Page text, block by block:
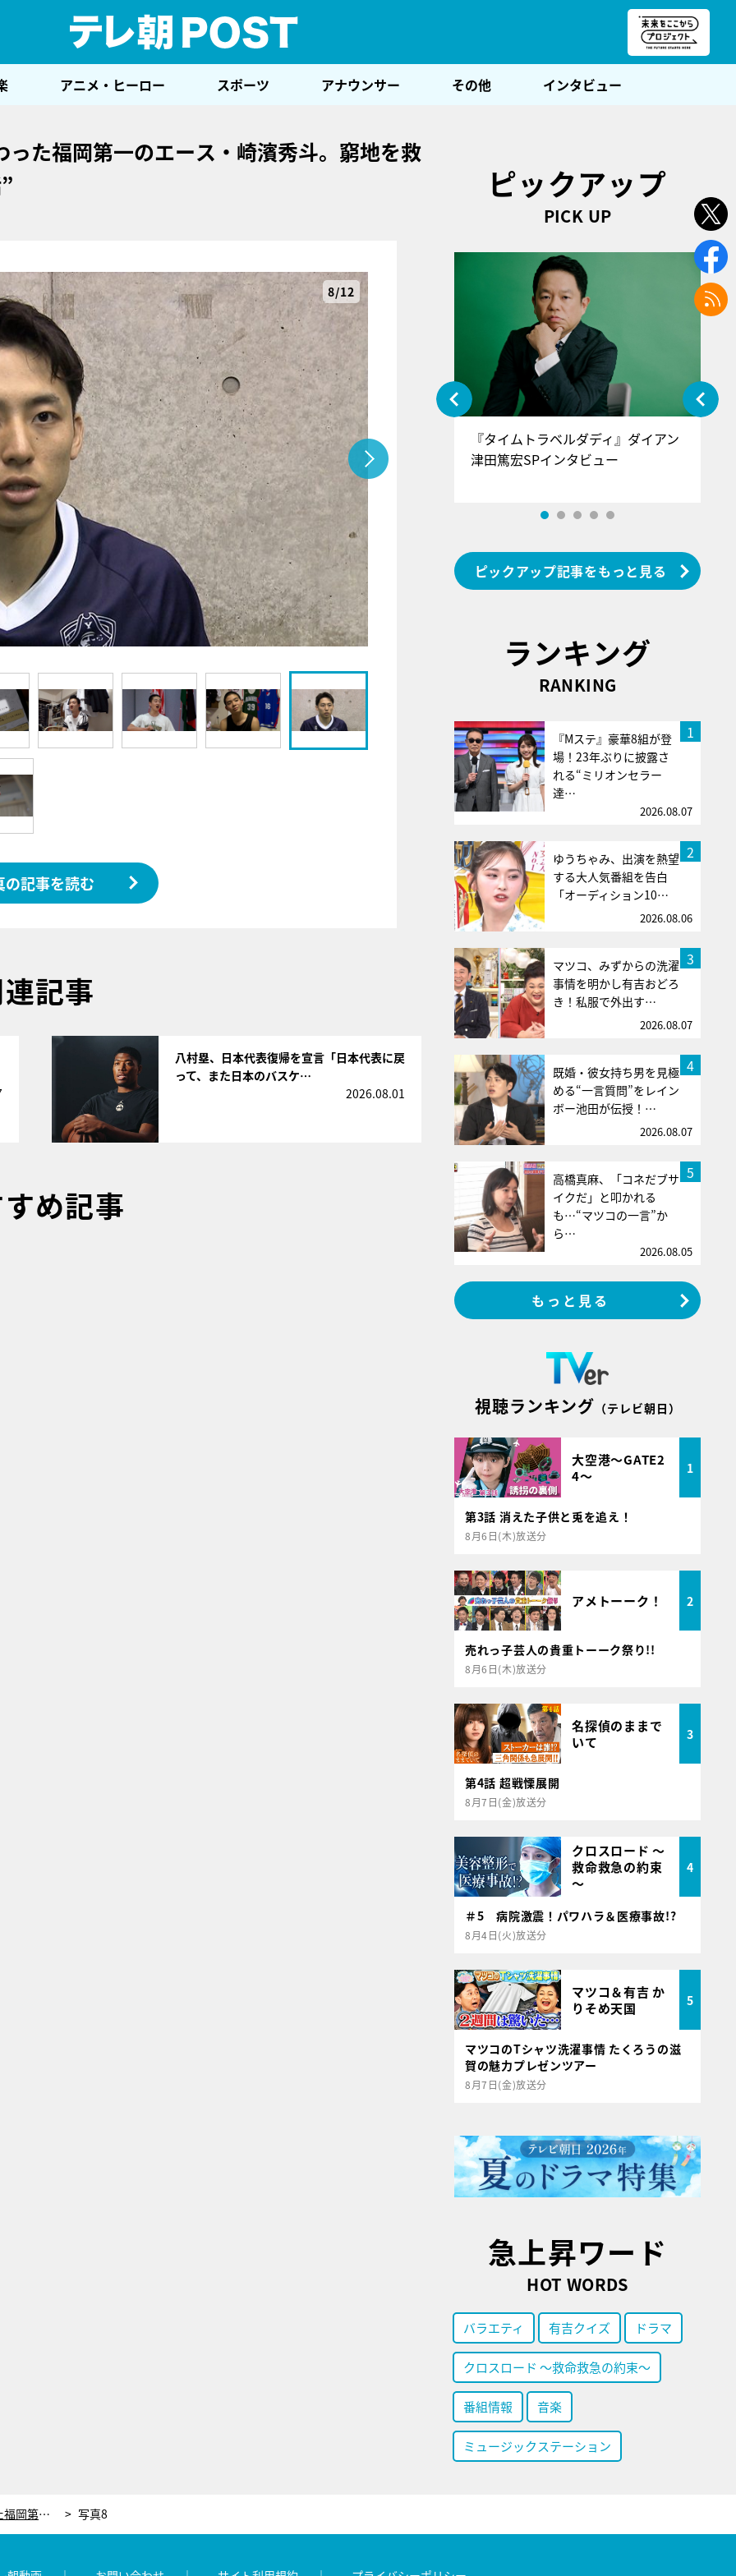
アニメ・ヒーロー スポーツ アナウンサー その他 インタビュー
た福岡第一のエース・崎濱秀斗。窮地を救
8/12
の記事を読む
記事
八村塁、日本代表復帰を宣言「日本代表に戻
って、また日本のバスケ…
2026.08.01
め記事
ピックアップ
PICK UP
『アイ＝ラブ！げーみんぐ』＝LOV
E齋藤樹愛羅＆佐々木舞香SPインタ
ビュー
『タイムトラベルダディ』ダイアン
津田篤宏SPインタビュー
ピックアップ記事をもっと見る
ランキング
RANKING
1
『Mステ』豪華8組が登
場！23年ぶりに披露さ
れる“ミリオンセラー
達…
2026.08.07
2
ゆうちゃみ、出演を熱望
する大人気番組を告白
「オーディション10…
2026.08.06
3
マツコ、みずからの洗濯
事情を明かし有吉おどろ
き！私服で外出す…
2026.08.07
4
既婚・彼女持ち男を見極
める“一言質問”をレイン
ボー池田が伝授！…
2026.08.07
5
高橋真麻、「コネだブサ
イクだ」と叩かれる
も…“マツコの一言”か
ら…
2026.08.05
もっと見る
視聴ランキング （テレビ朝日）
大空港～GATE2
4～
1
第3話 消えた子供と兎を追え！
8月6日(木)放送分
アメトーーク！ 2
売れっ子芸人の貴重トーーク祭り!!
8月6日(木)放送分
名探偵のままで
いて
3
第4話 超戦慄展開
8月7日(金)放送分
クロスロード ～
救命救急の約束
～
4
＃5 病院激震！パワハラ＆医療事故!?
8月4日(火)放送分
マツコ＆有吉 か
りそめ天国
5
マツコのTシャツ洗濯事情 たくろうの滋
賀の魅力プレゼンツアー
8月7日(金)放送分
急上昇ワード
HOT WORDS
バラエティ 有吉クイズ ドラマ
クロスロード ～救命救急の約束～
番組情報 音楽
ミュージックステーション
＜高校バスケ＞大きな挫折を味わった福岡第一のエース・崎濱秀斗。窮地を救った大先輩・河村勇輝との“電話” 写真8